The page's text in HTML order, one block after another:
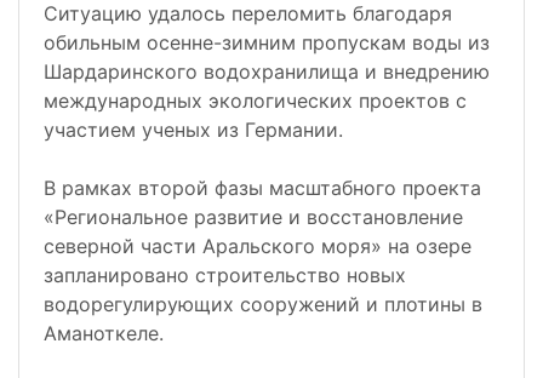
Ситуацию удалось переломить благодаря
обильным осенне-зимним пропускам воды из
Шардаринского водохранилища и внедрению
международных экологических проектов с
участием ученых из Германии.
В рамках второй фазы масштабного проекта
«Региональное развитие и восстановление
северной части Аральского моря» на озере
запланировано строительство новых
водорегулирующих сооружений и плотины в
Аманоткеле.